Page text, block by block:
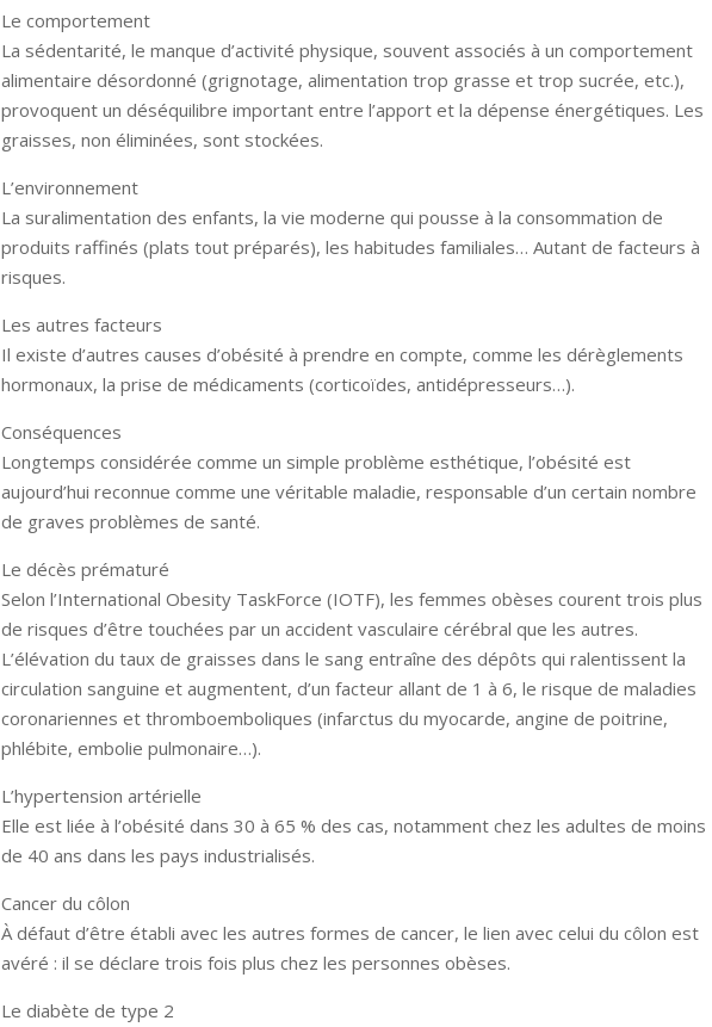
Le comportement
La sédentarité, le manque d’activité physique, souvent associés à un comportement
alimentaire désordonné (grignotage, alimentation trop grasse et trop sucrée, etc.),
provoquent un déséquilibre important entre l’apport et la dépense énergétiques. Les
graisses, non éliminées, sont stockées.
L’environnement
La suralimentation des enfants, la vie moderne qui pousse à la consommation de
produits raffinés (plats tout préparés), les habitudes familiales… Autant de facteurs à
risques.
Les autres facteurs
Il existe d’autres causes d’obésité à prendre en compte, comme les dérèglements
hormonaux, la prise de médicaments (corticoïdes, antidépresseurs…).
Conséquences
Longtemps considérée comme un simple problème esthétique, l’obésité est
aujourd’hui reconnue comme une véritable maladie, responsable d’un certain nombre
de graves problèmes de santé.
Le décès prématuré
Selon l’International Obesity TaskForce (IOTF), les femmes obèses courent trois plus
de risques d’être touchées par un accident vasculaire cérébral que les autres.
L’élévation du taux de graisses dans le sang entraîne des dépôts qui ralentissent la
circulation sanguine et augmentent, d’un facteur allant de 1 à 6, le risque de maladies
coronariennes et thromboemboliques (infarctus du myocarde, angine de poitrine,
phlébite, embolie pulmonaire…).
L’hypertension artérielle
Elle est liée à l’obésité dans 30 à 65 % des cas, notamment chez les adultes de moins
de 40 ans dans les pays industrialisés.
Cancer du côlon
À défaut d’être établi avec les autres formes de cancer, le lien avec celui du côlon est
avéré : il se déclare trois fois plus chez les personnes obèses.
Le diabète de type 2